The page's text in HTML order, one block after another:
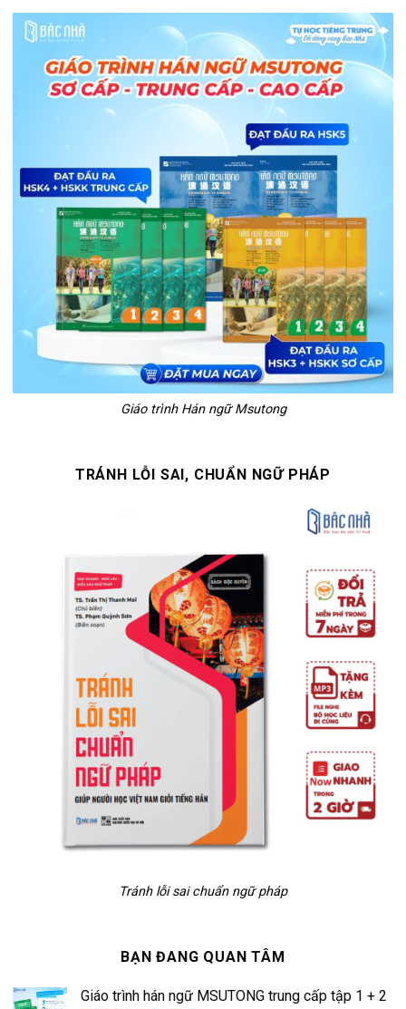
Giáo trình Hán ngữ Msutong
TRÁNH LỖI SAI, CHUẨN NGỮ PHÁP
Tránh lỗi sai chuẩn ngữ pháp
BẠN ĐANG QUAN TÂM
Giáo trình hán ngữ MSUTONG trung cấp tập 1 + 2